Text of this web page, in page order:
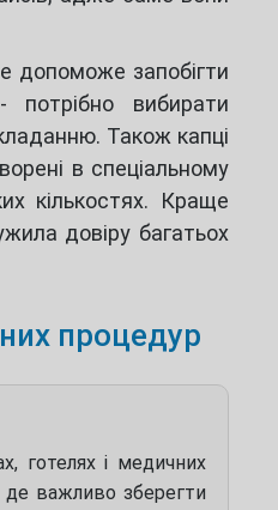
допоможе запобігти
вибирати
Також капці
в спеціальному
кількостях. Краще
довіру багатьох
процедур
готелях і медичних
де важливо зберегти